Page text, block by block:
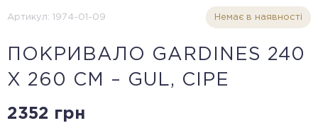
Артикул: 1974-01-09 Немає в наявності
ПОКРИВАЛО GARDINES 240
X 260 СМ – GUL, СІРЕ
2352 грн